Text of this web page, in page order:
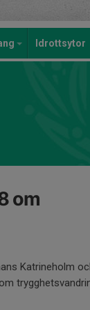
Idrottsytor
om
Katrineholm